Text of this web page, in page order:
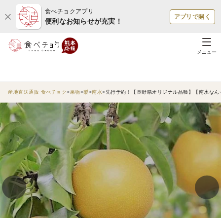
食べチョクアプリ
便利なお知らせが充実！
アプリで開く
メニュー
産地直送通販 食べチョク 果物 梨 南水 先行予約！【長野県オリジナル品種】【南水な